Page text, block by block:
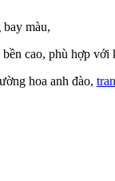
màu,
cao, phù hợp
hoa anh đào,